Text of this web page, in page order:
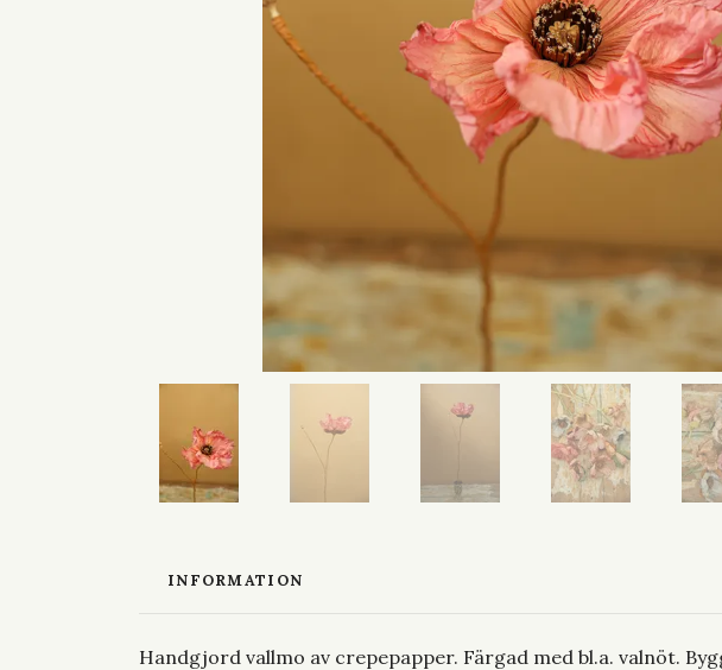
INFORMATION
Handgjord vallmo av crepepapper. Färgad med bl.a. valnöt.